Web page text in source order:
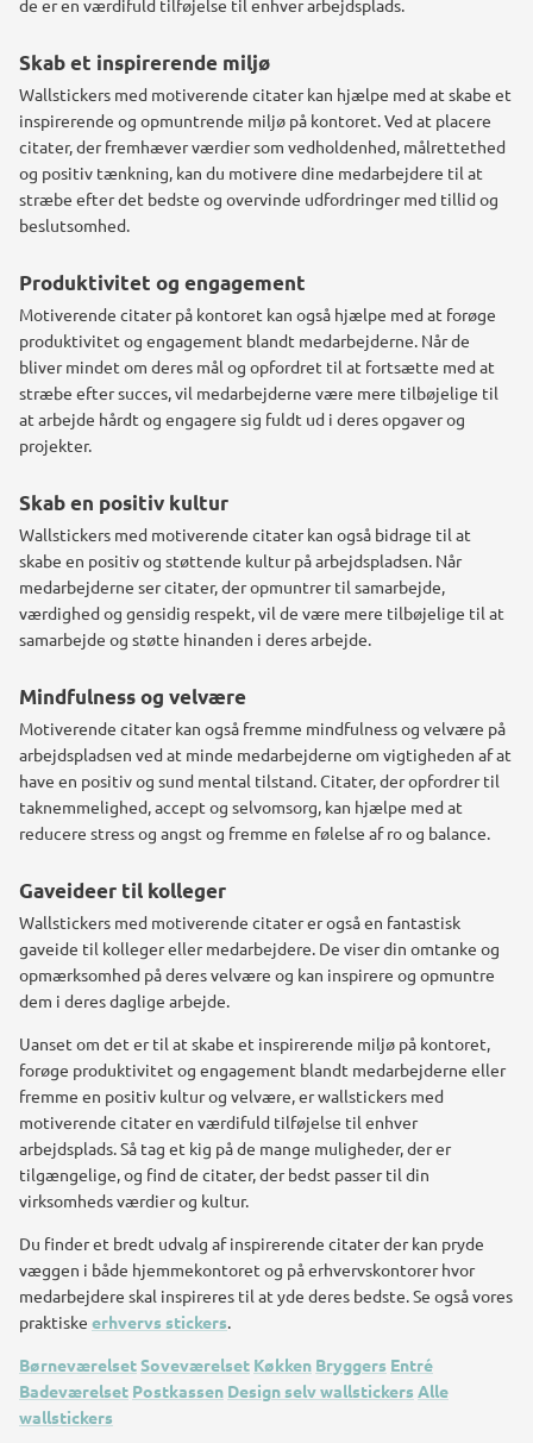
Skab et inspirerende miljø
Wallstickers med motiverende citater kan hjælpe med at skabe et
inspirerende og opmuntrende miljø på kontoret. Ved at placere
citater, der fremhæver værdier som vedholdenhed, målrettethed
og positiv tænkning, kan du motivere dine medarbejdere til at
stræbe efter det bedste og overvinde udfordringer med tillid og
beslutsomhed.
Produktivitet og engagement
Motiverende citater på kontoret kan også hjælpe med at forøge
produktivitet og engagement blandt medarbejderne. Når de
bliver mindet om deres mål og opfordret til at fortsætte med at
stræbe efter succes, vil medarbejderne være mere tilbøjelige til
at arbejde hårdt og engagere sig fuldt ud i deres opgaver og
projekter.
Skab en positiv kultur
Wallstickers med motiverende citater kan også bidrage til at
skabe en positiv og støttende kultur på arbejdspladsen. Når
medarbejderne ser citater, der opmuntrer til samarbejde,
værdighed og gensidig respekt, vil de være mere tilbøjelige til at
samarbejde og støtte hinanden i deres arbejde.
Mindfulness og velvære
Motiverende citater kan også fremme mindfulness og velvære på
arbejdspladsen ved at minde medarbejderne om vigtigheden af at
have en positiv og sund mental tilstand. Citater, der opfordrer til
taknemmelighed, accept og selvomsorg, kan hjælpe med at
reducere stress og angst og fremme en følelse af ro og balance.
Gaveideer til kolleger
Wallstickers med motiverende citater er også en fantastisk
gaveide til kolleger eller medarbejdere. De viser din omtanke og
opmærksomhed på deres velvære og kan inspirere og opmuntre
dem i deres daglige arbejde.
Uanset om det er til at skabe et inspirerende miljø på kontoret,
forøge produktivitet og engagement blandt medarbejderne eller
fremme en positiv kultur og velvære, er wallstickers med
motiverende citater en værdifuld tilføjelse til enhver
arbejdsplads. Så tag et kig på de mange muligheder, der er
tilgængelige, og find de citater, der bedst passer til din
virksomheds værdier og kultur.
Du finder et bredt udvalg af inspirerende citater der kan pryde
væggen i både hjemmekontoret og på erhvervskontorer hvor
medarbejdere skal inspireres til at yde deres bedste. Se også vores
praktiske erhvervs stickers
BørneværelsetSoveværelset Køkken Bryggers Entré
Badeværelset Postkassen Design selv wallstickers Alle
wallstickers